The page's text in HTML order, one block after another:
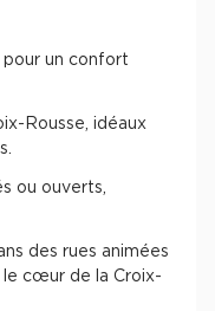
pour un confort
Rousse, idéaux
ou ouverts,
des rues animées
le cœur de la Croix-